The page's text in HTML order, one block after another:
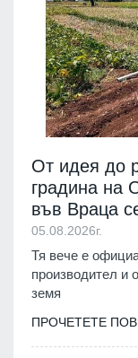
От идея до
градина на
във Враца
05.08.2026г.
Тя вече е
производител и
земя
ПРОЧЕТЕТЕ